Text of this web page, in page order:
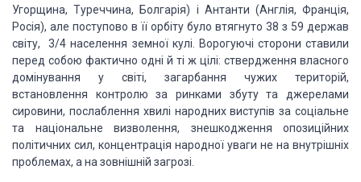
Угорщина, Туреччина, Болгарія) i Антанти (Англія, Франція,
Росія), але поступово в її орбіту було втягнуто 38 з 59 держав
світу, 3/4 населення земної кулі. Ворогуючі сторони ставили
перед собою фактично одні й тi ж цілі: ствердження власного
домінування у світі, загарбання чужих територій,
встановлення контролю за ринками збуту та джерелами
сировини, послаблення хвилі народних виступів за соціальне
та національне визволення, знешкодження опозиційних
політичних сил, концентрація народної уваги не на внутрішніх
проблемах, а на зовнішній загрозі.